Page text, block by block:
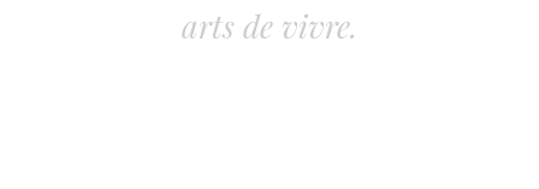
arts de vivre.